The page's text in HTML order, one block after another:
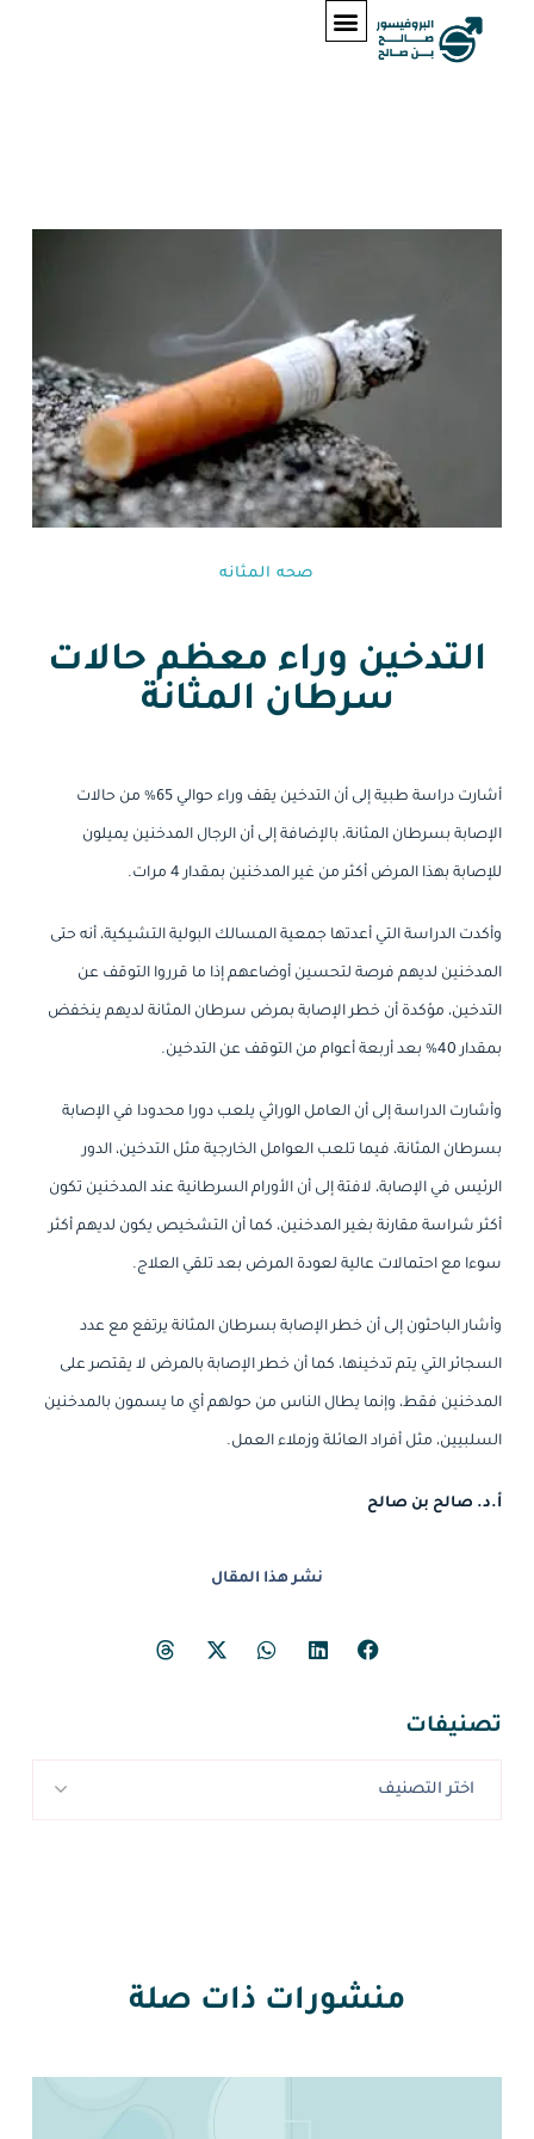
صحه المثانه⁩
التدخين وراء معظم حالات
سرطان المثانة
أشارت دراسة طبية إلى أن التدخين يقف وراء حوالي 65% من حالات
الإصابة بسرطان المثانة، بالإضافة إلى أن الرجال المدخنين يميلون
للإصابة بهذا المرض أكثر من غير المدخنين بمقدار 4 مرات.
وأكدت الدراسة التي أعدتها جمعية المسالك البولية التشيكية، أنه حتى
المدخنين لديهم فرصة لتحسين أوضاعهم إذا ما قرروا التوقف عن
التدخين، مؤكدة أن خطر الإصابة بمرض سرطان المثانة لديهم ينخفض
بمقدار 40% بعد أربعة أعوام من التوقف عن التدخين.
وأشارت الدراسة إلى أن العامل الوراثي يلعب دورا محدودا في الإصابة
بسرطان المثانة، فيما تلعب العوامل الخارجية مثل التدخين، الدور
الرئيس في الإصابة، لافتة إلى أن الأورام السرطانية عند المدخنين تكون
أكثر شراسة مقارنة بغير المدخنين، كما أن التشخيص يكون لديهم أكثر
سوءا مع احتمالات عالية لعودة المرض بعد تلقي العلاج.
وأشار الباحثون إلى أن خطر الإصابة بسرطان المثانة يرتفع مع عدد
السجائر التي يتم تدخينها، كما أن خطر الإصابة بالمرض لا يقتصر على
المدخنين فقط، وإنما يطال الناس من حولهم أي ما يسمون بالمدخنين
السلبيين، مثل أفراد العائلة وزملاء العمل.
أ.د. صالح بن صالح
نشر هذا المقال
تصنيفات
اختر التصنيف
منشورات ذات صلة